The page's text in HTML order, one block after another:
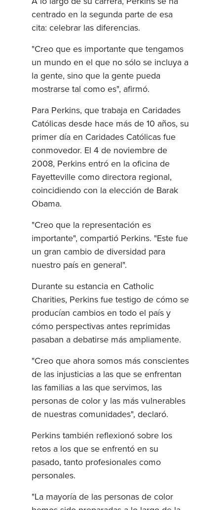
centrado en la segunda parte de esa
cita: celebrar las diferencias.
"Creo que es importante que tengamos
un mundo en el que no sólo se incluya a
la gente, sino que la gente pueda
mostrarse tal como es", afirmó.
Para Perkins, que trabaja en Caridades
Católicas desde hace más de 10 años, su
primer día en Caridades Católicas fue
conmovedor. El 4 de noviembre de
2008, Perkins entró en la oficina de
Fayetteville como directora regional,
coincidiendo con la elección de Barak
Obama.
"Creo que la representación es
importante", compartió Perkins. "Este fue
un gran cambio de diversidad para
nuestro país en general".
Durante su estancia en Catholic
Charities, Perkins fue testigo de cómo se
producían cambios en todo el país y
cómo perspectivas antes reprimidas
pasaban a debatirse más ampliamente.
"Creo que ahora somos más conscientes
de las injusticias a las que se enfrentan
las familias a las que servimos, las
personas de color y las más vulnerables
de nuestras comunidades", declaró.
Perkins también reflexionó sobre los
retos a los que se enfrentó en su
pasado, tanto profesionales como
personales.
"La mayoría de las personas de color